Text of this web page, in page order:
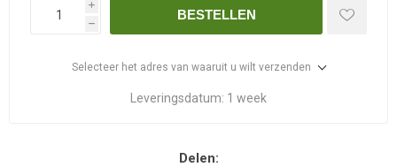
i
h
BESTELLEN
Selecteer het adres van waaruit u wilt verzenden
Leveringsdatum: 1 week
Delen: